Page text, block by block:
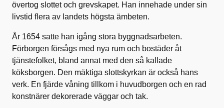
övertog slottet och grevskapet. Han innehade under sin
livstid flera av landets högsta ämbeten.
År 1654 satte han igång stora byggnadsarbeten.
Förborgen försågs med nya rum och bostäder åt
tjänstefolket, bland annat med den så kallade
köksborgen. Den mäktiga slottskyrkan är också hans
verk. En fjärde våning tillkom i huvudborgen och en rad
konstnärer dekorerade väggar och tak.